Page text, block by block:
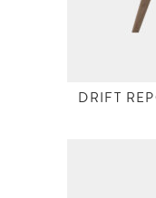
DRIFT